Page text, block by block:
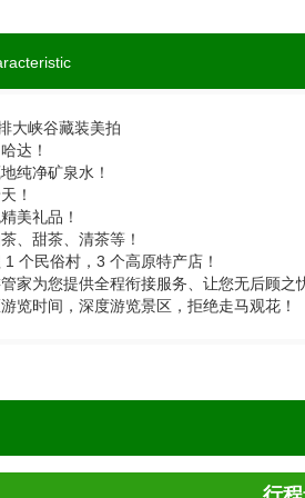
大峡谷藏装美拍
达！
纯净矿泉水！
！
美礼品！
、甜茶、清茶等！
个民俗村，3 个高原特产店！
家为您提供全程衔接服务、让您无后顾之
览时间，深度游览景区，拒绝走马观花！